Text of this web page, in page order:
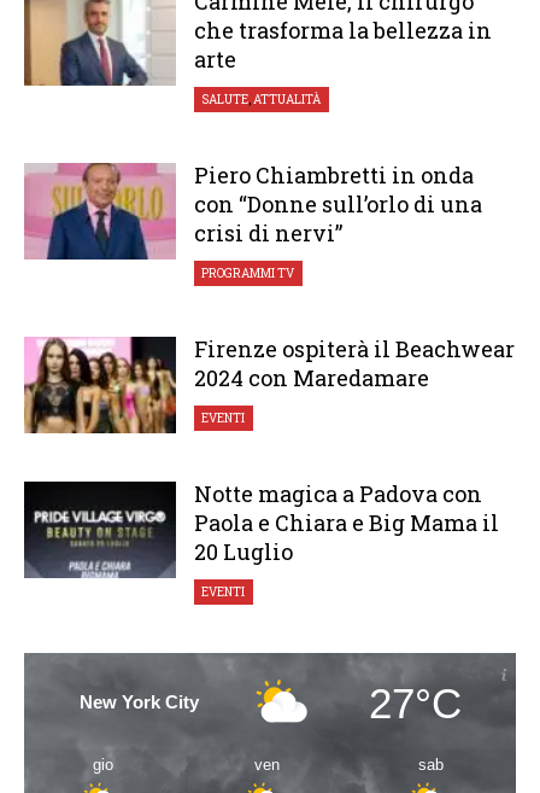
che trasforma la bellezza in
arte
SALUTE,ATTUALITÀ
Piero Chiambretti in onda
con “Donne sull’orlo di una
crisi di nervi”
PROGRAMMI TV
Firenze ospiterà il Beachwear
2024 con Maredamare
EVENTI
Notte magica a Padova con
Paola e Chiara e Big Mama il
20 Luglio
EVENTI
New York City 27°C
gio ven sab